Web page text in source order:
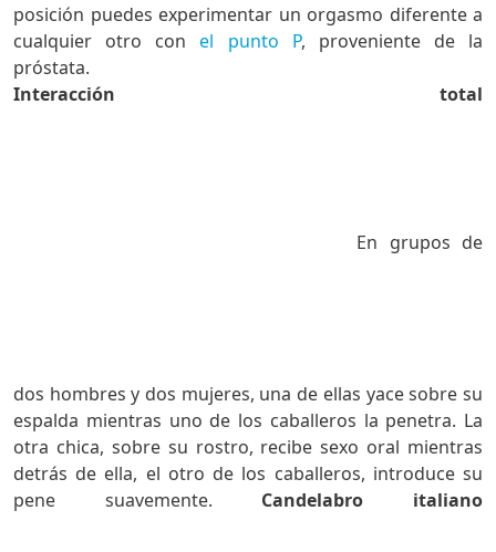
posición puedes experimentar un orgasmo diferente a
cualquier otro conel punto P, proveniente de la
próstata.
Interacción total
En grupos de
dos hombres y dos mujeres, una de ellas yace sobre su
espalda mientras uno de los caballeros la penetra. La
otra chica, sobre su rostro, recibe sexo oral mientras
detrás de ella, el otro de los caballeros, introduce su
pene suavemente. Candelabro italiano